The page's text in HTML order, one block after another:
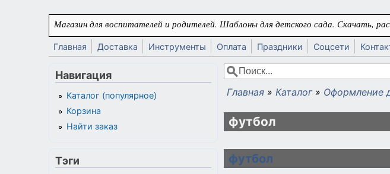
Перейти к основному содержанию
Магазин для воспитателей и родителей. Шаблоны для детского сада. Скачать,
Главная Доставка Инструменты Оплата Праздники Соцсети
Форма поиска
Поиск
Вы здесь
Главная » Каталог » Оформление
футбол
футбол
Навигация
Каталог (популярное)
Корзина
Найти заказ
Тэги